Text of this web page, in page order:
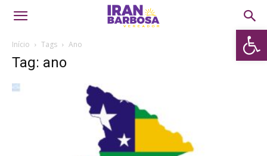
Abrir
Início Tags Ano
Tag: ano